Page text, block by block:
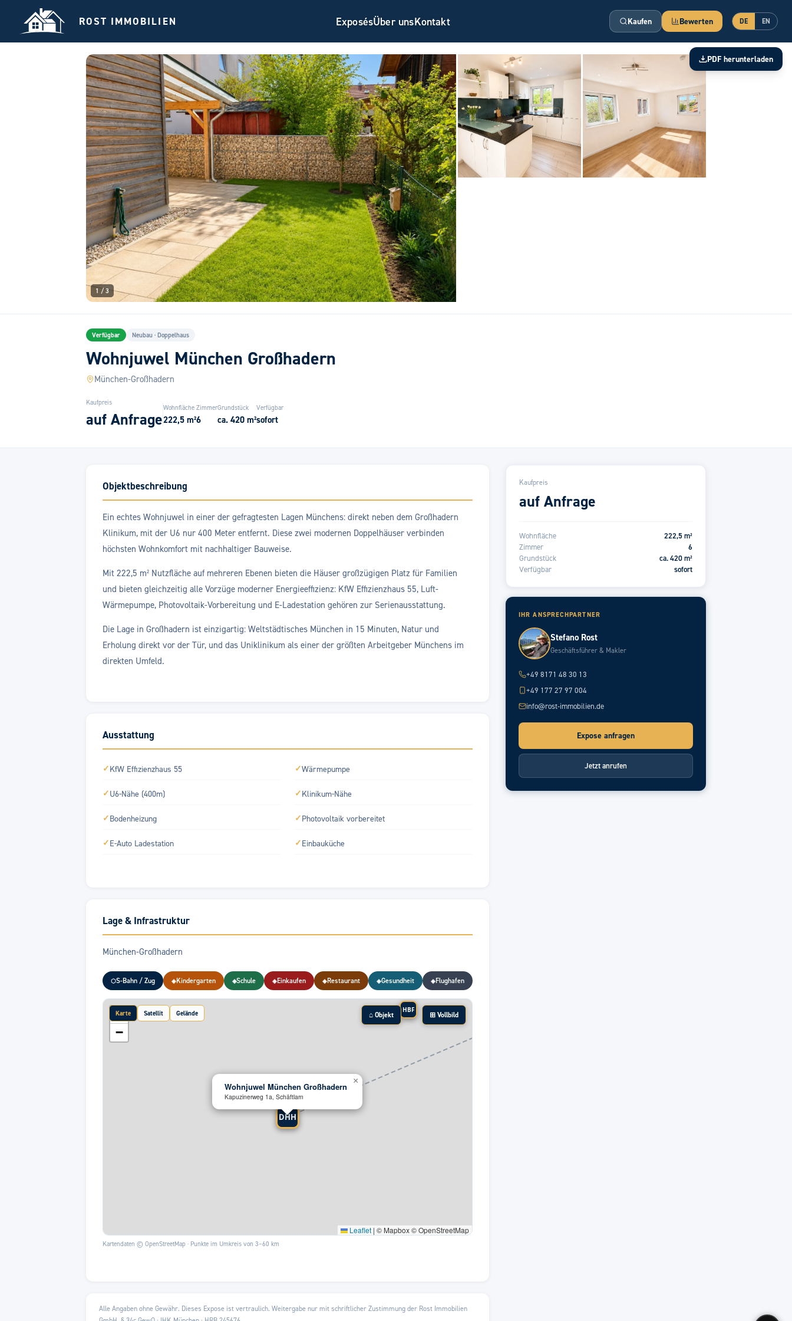
ROST IMMOBILIEN ExposésÜber unsKontakt Kaufen Bewerten DE EN
PDF herunterladen
1 /3
Verfügbar Neubau · Doppelhaus
Wohnjuwel München Großhadern
München-Großhadern
Kaufpreis
auf Anfrage
Wohnfläche
222,5 m²
Zimmer
6
Grundstück
ca. 420 m²
Verfügbar
sofort
Objektbeschreibung
Ein echtes Wohnjuwel in einer der gefragtesten Lagen Münchens: direkt neben dem Großhadern
Klinikum, mit der U6 nur 400 Meter entfernt. Diese zwei modernen Doppelhäuser verbinden
höchsten Wohnkomfort mit nachhaltiger Bauweise.
Mit 222,5 m² Nutzfläche auf mehreren Ebenen bieten die Häuser großzügigen Platz für Familien
und bieten gleichzeitig alle Vorzüge moderner Energieeffizienz: KfW Effizienzhaus 55, Luft-
Wärmepumpe, Photovoltaik-Vorbereitung und E-Ladestation gehören zur Serienausstattung.
Die Lage in Großhadern ist einzigartig: Weltstädtisches München in 15 Minuten, Natur und
Erholung direkt vor der Tür, und das Uniklinikum als einer der größten Arbeitgeber Münchens im
direkten Umfeld.
Ausstattung
✓KfW Effizienzhaus 55 ✓Wärmepumpe
✓U6-Nähe (400m) ✓Klinikum-Nähe
✓Bodenheizung ✓Photovoltaik vorbereitet
✓E-Auto Ladestation ✓Einbauküche
Lage & Infrastruktur
München-Großhadern
⬡S-Bahn / Zug ◈Kindergarten ◈Schule ◈Einkaufen ◈Restaurant ◈Gesundheit ◈Flughafen
DHH
HBF
Wohnjuwel München Großhadern
Kapuzinerweg 1a, Schäftlarn
×
+
−
Leaflet | © Mapbox © OpenStreetMap
Karte Satellit Gelände ⌂ Objekt ⊞ Vollbild
Kartendaten © OpenStreetMap · Punkte im Umkreis von 3–60 km
Alle Angaben ohne Gewähr. Dieses Expose ist vertraulich. Weitergabe nur mit schriftlicher Zustimmung der Rost Immobilien
Kaufpreis
auf Anfrage
Wohnfläche 222,5 m²
Zimmer 6
Grundstück ca. 420 m²
Verfügbar sofort
IHR ANSPRECHPARTNER
Stefano Rost
Geschäftsführer & Makler
+49 8171 48 30 13
+49 177 27 97 004
info@rost-immobilien.de
Expose anfragen
Jetzt anrufen